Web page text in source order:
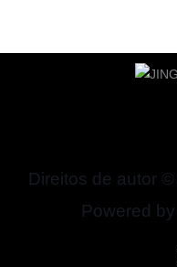
Direitos de autor
Powered